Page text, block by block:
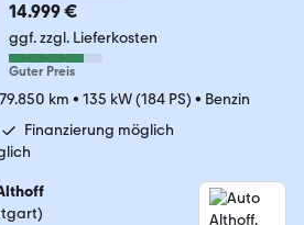
14.999 €
ggf. zzgl. Lieferkosten
Guter Preis
79.850 km • 135 kW (184 PS) • Benzin
Finanzierung möglich